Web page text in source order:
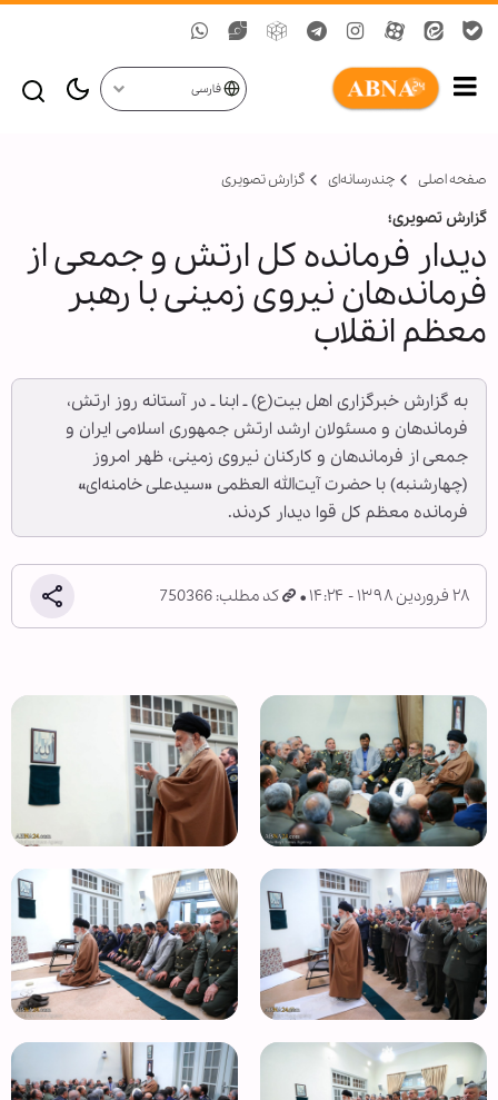
فارسی
صفحه اصلی چندرسانه‌ای گزارش تصويری
گزارش تصویری؛
دیدار فرمانده کل ارتش و جمعی از
فرماندهان نیروی زمینی با رهبر
معظم انقلاب
به گزارش خبرگزاری اهل بیت(ع) ـ ابنا ـ در آستانه روز ارتش،
فرماندهان و مسئولان ارشد ارتش جمهوری اسلامی ایران و
جمعی از فرماندهان و کارکنان نیروی زمینی، ظهر امروز
(چهار‌شنبه) با حضرت آیت‌الله العظمی «سیدعلی خامنه‌ای»
فرمانده معظم کل قوا دیدار کردند.
۲۸ فروردین ۱۳۹۸ - ۱۴:۲۴ کد مطلب: 750366